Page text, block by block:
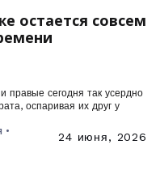
остается совсем
правые сегодня так усердно
оспаривая их друг у
•
24 июня, 2026